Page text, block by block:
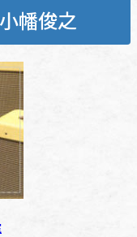
幡俊之